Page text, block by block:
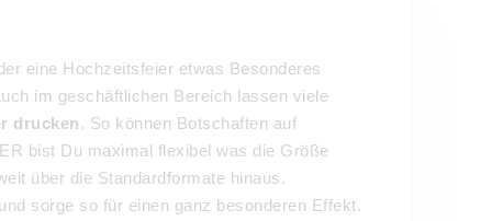
eine Hochzeitsfeier etwas Besonderes
im geschäftlichen Bereich lassen viele
drucken. So können Botschaften auf
bist Du maximal flexibel was die Größe
über die Standardformate hinaus.
sorge so für einen ganz besonderen Effekt.